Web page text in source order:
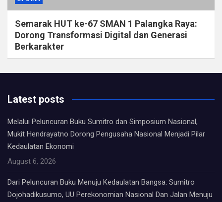
Semarak HUT ke-67 SMAN 1 Palangka Raya:
Dorong Transformasi Digital dan Generasi
Berkarakter
Latest posts
Melalui Peluncuran Buku Sumitro dan Simposium Nasional,
Mukit Hendrayatno Dorong Pengusaha Nasional Menjadi Pilar
Kedaulatan Ekonomi
August 6, 2026
Dari Peluncuran Buku Menuju Kedaulatan Bangsa: Sumitro
Dojohadikusumo, UU Perekonomian Nasional Dan Jalan Menuju